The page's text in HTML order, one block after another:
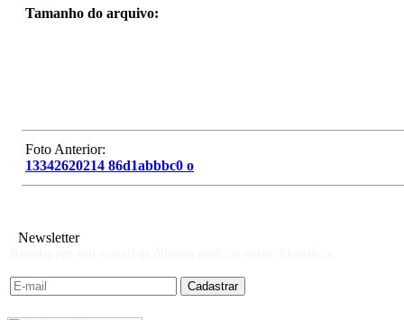
Tamanho do arquivo:
Foto Anterior:
13342620214 86d1abbbc0 o
Newsletter